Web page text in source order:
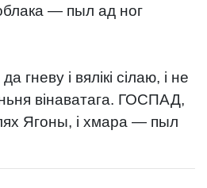
— пыл ад ног
і вялікі сілаю, і не
вінаватага. ГОСПАД,
Ягоны, і хмара — пыл